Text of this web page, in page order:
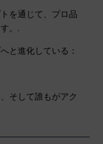
を通じて、プロ品
。.
と進化している：
そして誰もがアク